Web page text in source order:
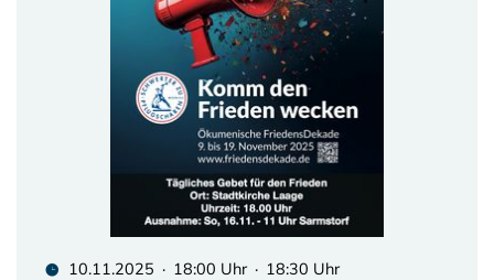
10.11.2025 · 18:00 Uhr · 18:30 Uhr